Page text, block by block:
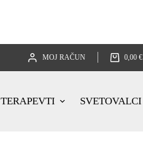
MOJ RAČUN 0,00 €
TERAPEVTI SVETOVALCI